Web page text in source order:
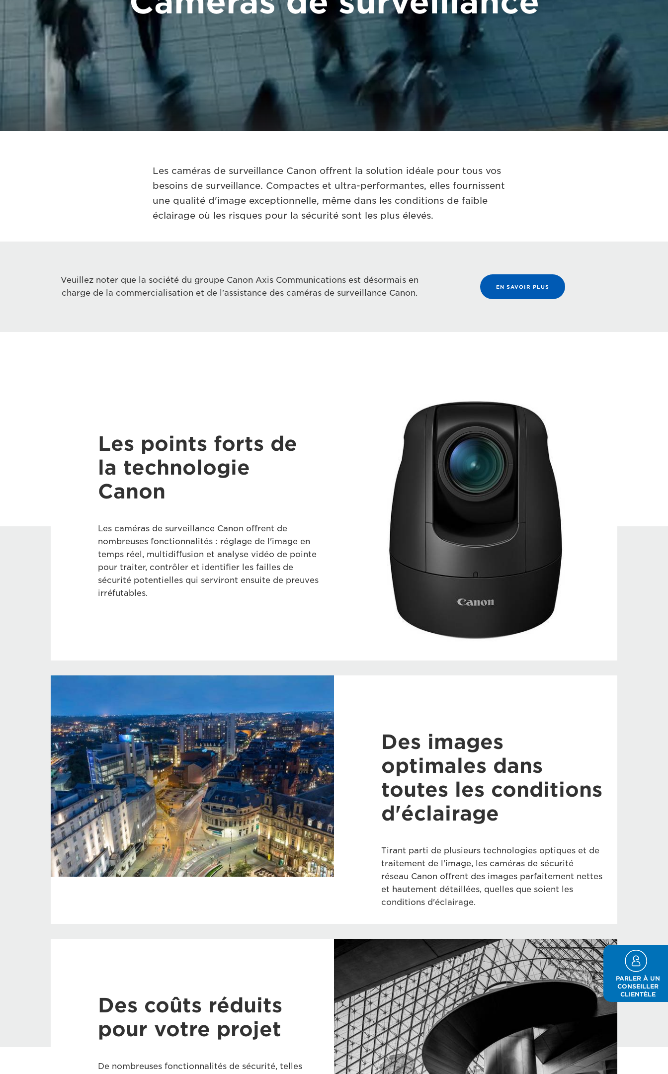
Les caméras de surveillance Canon offrent la solution idéale pour tous vos
besoins de surveillance. Compactes et ultra-performantes, elles fournissent
une qualité d'image exceptionnelle, même dans les conditions de faible
éclairage où les risques pour la sécurité sont les plus élevés.
Veuillez noter que la société du groupe Canon Axis Communications est désormais en
charge de la commercialisation et de l'assistance des caméras de surveillance Canon.
EN SAVOIR PLUS
Les points forts de
la technologie
Canon
Les caméras de surveillance Canon offrent de
nombreuses fonctionnalités : réglage de l'image en
temps réel, multidiffusion et analyse vidéo de pointe
pour traiter, contrôler et identifier les failles de
sécurité potentielles qui serviront ensuite de preuves
irréfutables.
Des images
optimales dans
toutes les conditions
d'éclairage
Tirant parti de plusieurs technologies optiques et de
traitement de l'image, les caméras de sécurité
réseau Canon offrent des images parfaitement nettes
et hautement détaillées, quelles que soient les
conditions d'éclairage.
Des coûts réduits
pour votre projet
De nombreuses fonctionnalités de sécurité, telles
PARLER À UN
CONSEILLER
CLIENTÈLE